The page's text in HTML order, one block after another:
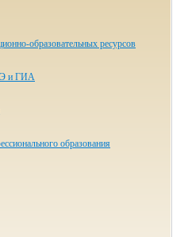
образовательных ресурсов
и ГИА
образования